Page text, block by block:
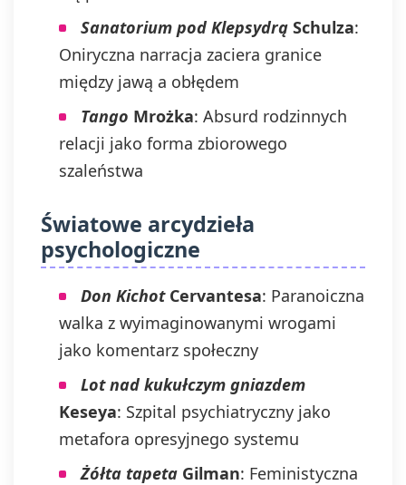
Sanatorium pod Klepsydrą Schulza:
Oniryczna narracja zaciera granice
między jawą a obłędem
Tango Mrożka: Absurd rodzinnych
relacji jako forma zbiorowego
szaleństwa
Światowe arcydzieła
psychologiczne
Don KichotCervantesa: Paranoiczna
walka z wyimaginowanymi wrogami
jako komentarz społeczny
Lot nad kukułczym gniazdem
Keseya: Szpital psychiatryczny jako
metafora opresyjnego systemu
Żółta tapeta Gilman: Feministyczna